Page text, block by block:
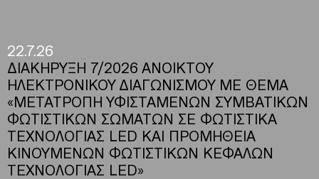
22.7.26
ΔΙΑΚΗΡΥΞΗ 7/2026 ΑΝΟΙΚΤΟΥ
ΗΛΕΚΤΡΟΝΙΚΟΥ ΔΙΑΓΩΝΙΣΜΟΥ ΜΕ ΘΕΜΑ
«ΜΕΤΑΤΡΟΠΗ ΥΦΙΣΤΑΜΕΝΩΝ ΣΥΜΒΑΤΙΚΩΝ
ΦΩΤΙΣΤΙΚΩΝ ΣΩΜΑΤΩΝ ΣΕ ΦΩΤΙΣΤΙΚΑ
ΤΕΧΝΟΛΟΓΙΑΣ LED ΚΑΙ ΠΡΟΜΗΘΕΙΑ
ΚΙΝΟΥΜΕΝΩΝ ΦΩΤΙΣΤΙΚΩΝ ΚΕΦΑΛΩΝ
ΤΕΧΝΟΛΟΓΙΑΣ LED»